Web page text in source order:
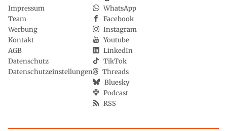
Impressum
Team
Werbung
Kontakt
AGB
Datenschutz
Datenschutzeinstellungen
WhatsApp
Facebook
Instagram
Youtube
LinkedIn
TikTok
Threads
Bluesky
Podcast
RSS